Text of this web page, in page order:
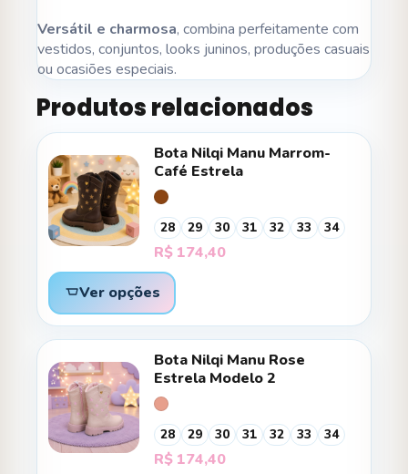
Versátil e charmosa, combina perfeitamente com
vestidos, conjuntos, looks juninos, produções casuais
ou ocasiões especiais.
Produtos relacionados
Bota Nilqi Manu Marrom-
Café Estrela
28 29 30 31 32 33 34
R$ 174,40
Ver opções
Bota Nilqi Manu Rose
Estrela Modelo 2
28 29 30 31 32 33 34
R$ 174,40